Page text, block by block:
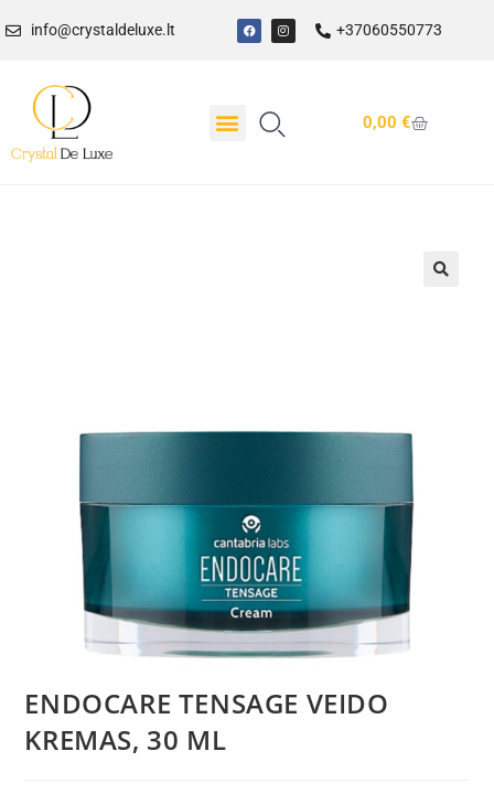
info@crystaldeluxe.lt +37060550773
0,00 €
ENDOCARE TENSAGE VEIDO
KREMAS, 30 ML